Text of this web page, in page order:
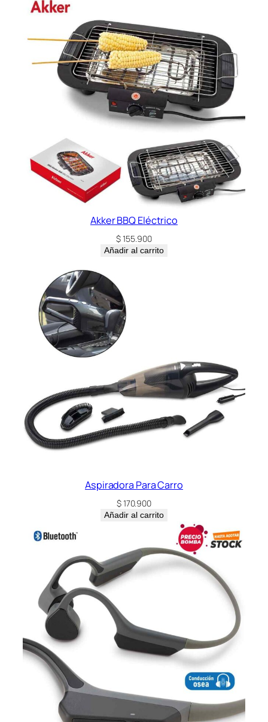
Akker BBQ Eléctrico
$155.900
Añadir al carrito
Aspiradora Para Carro
$170.900
Añadir al carrito